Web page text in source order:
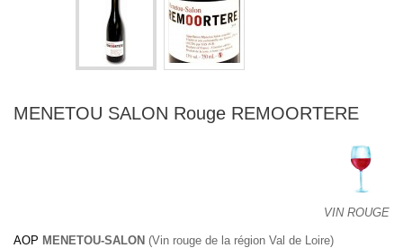
MENETOU SALON Rouge REMOORTERE
VIN ROUGE
AOP MENETOU-SALON (Vin rouge de la région Val de Loire)